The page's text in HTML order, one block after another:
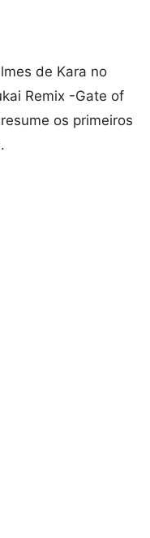
de Kara no
Remix -Gate of
os primeiros